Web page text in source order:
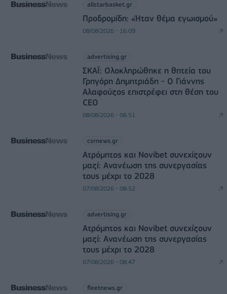
allstarbasket.gr
Προδρομίδη: «Ήταν θέμα εγωισμού»
08/08/2026 - 16:09
advertising.gr
ΣΚΑΪ: Ολοκληρώθηκε η θητεία του
Γρηγόρη Δημητριάδη - Ο Γιάννης
Αλαφούζος επιστρέφει στη θέση του
CEO
08/08/2026 - 06:51
csrnews.gr
Ατρόμητος και Novibet συνεχίζουν
μαζί: Ανανέωση της συνεργασίας
τους μέχρι το 2028
07/08/2026 - 08:52
advertising.gr
Ατρόμητος και Novibet συνεχίζουν
μαζί: Ανανέωση της συνεργασίας
τους μέχρι το 2028
07/08/2026 - 08:47
fleetnews.gr